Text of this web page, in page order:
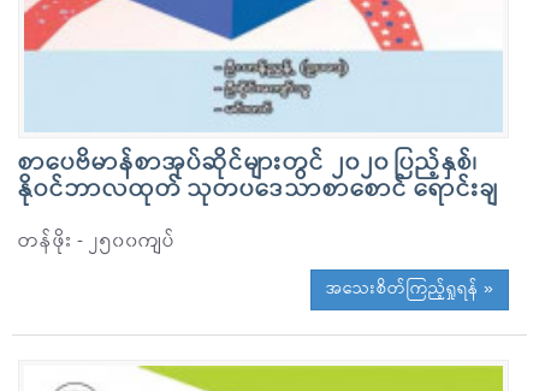
စာပေဗိမာန်စာအုပ်ဆိုင်များတွင် ၂၀၂၀ ပြည့်နှစ်၊
နိုဝင်ဘာလထုတ် သုတပဒေသာစာစောင် ရောင်းချ
တန်ဖိုး - ၂၅၀၀ကျပ်
အသေးစိတ်ကြည့်ရှုရန် »